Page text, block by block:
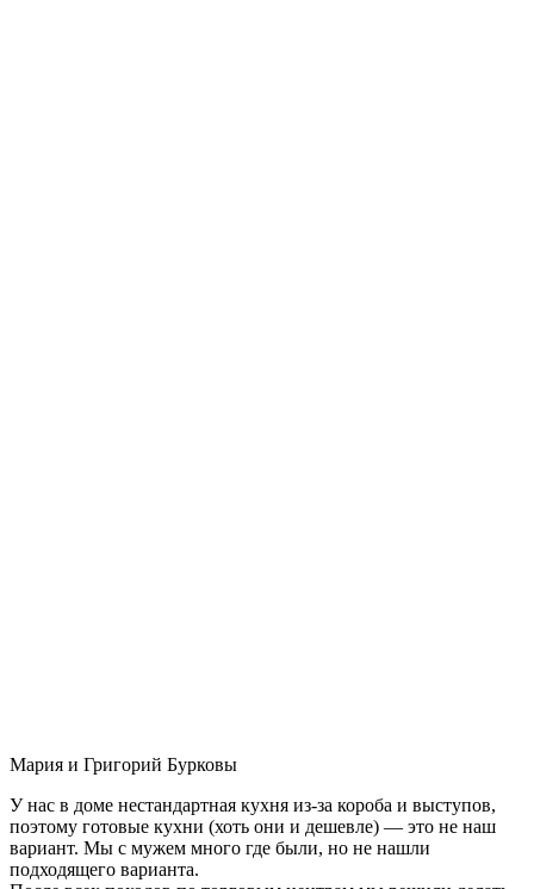
Мария и Григорий Бурковы
У нас в доме нестандартная кухня из-за короба и выступов,
поэтому готовые кухни (хоть они и дешевле) — это не наш
вариант. Мы с мужем много где были, но не нашли
подходящего варианта.